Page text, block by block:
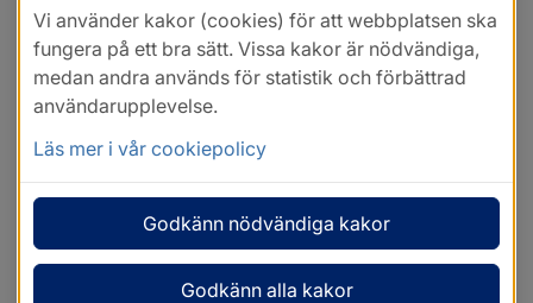
Vi använder kakor (cookies) för att webbplatsen ska
fungera på ett bra sätt. Vissa kakor är nödvändiga,
medan andra används för statistik och förbättrad
användarupplevelse.
Läs mer i vår cookiepolicy
Godkänn nödvändiga kakor
Godkänn alla kakor